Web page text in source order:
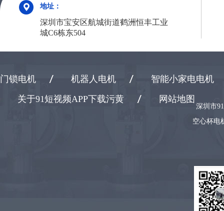
地址：
深圳市宝安区航城街道鹤洲恒丰工业
城C6栋东504
门锁电机 机器人电机
智能小家电电机
关于91短视频APP下载污黄
网站地图
深圳市
空心杯电